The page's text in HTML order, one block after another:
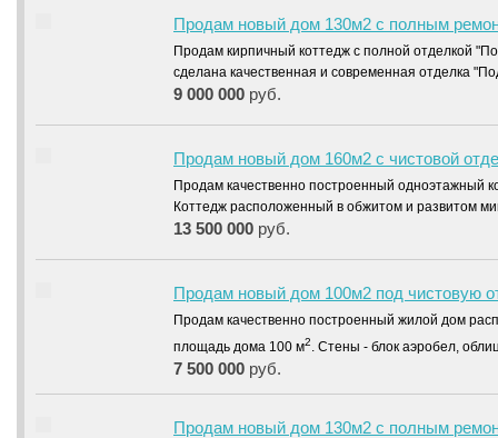
Продам новый дом 130м2 с полным
Продам кирпичный коттедж с полной отделкой
сделана качественная и современная отделка
9 000 000 руб.
Продам новый дом 160м2 с чистовой
Продам качественно построенный одноэтажный
Коттедж расположенный в обжитом и развитом
13 500 000 руб.
Продам новый дом 100м2 под чистовую
Продам качественно построенный жилой дом
площадь дома 100 м2. Стены - блок аэробел,
7 500 000 руб.
Продам новый дом 130м2 с полным